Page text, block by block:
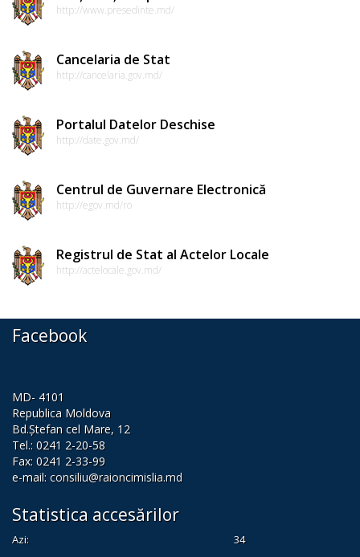
Linia
instituțională
pentru
Transparență
Dispozițiile
Consultări
Inițierea
proiectelor
de
decizii
recomandărilor
http://www.presedinte.md/
Cancelaria de Stat
http://cancelaria.gov.md/
Portalul Datelor Deschise
http://date.gov.md/
Centrul de Guvernare Electronică
http://egov.md/ro
Registrul de Stat al Actelor Locale
http://actelocale.gov.md/
Facebook
MD- 4101
Republica Moldova
Bd.Ștefan cel Mare, 12
Tel.: 0241 2-20-58
Fax: 0241 2-33-99
e-mail: consiliu@raioncimislia.md
Statistica accesărilor
Azi:
34